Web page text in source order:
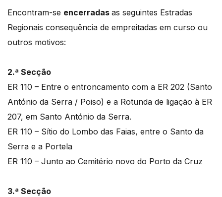
Encontram-se encerradas as seguintes Estradas
Regionais consequência de empreitadas em curso ou
outros motivos:
2.ª Secção
ER 110 – Entre o entroncamento com a ER 202 (Santo
António da Serra / Poiso) e a Rotunda de ligação à ER
207, em Santo António da Serra.
ER 110 – Sítio do Lombo das Faias, entre o Santo da
Serra e a Portela
ER 110 – Junto ao Cemitério novo do Porto da Cruz
3.ª Secção